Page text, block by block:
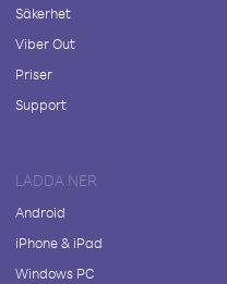
Säkerhet
Viber Out
Priser
Support
LADDA NER
Android
iPhone & iPad
Windows PC